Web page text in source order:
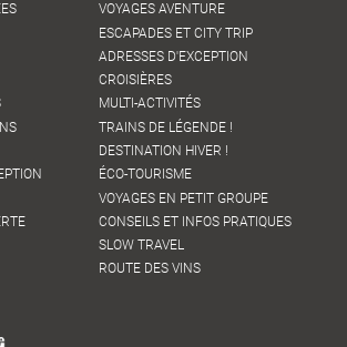
partout dans l'île et bulletin météo marine
VOYAGES AVENTURE
ESCAPADES ET CITY TRIP
ADRESSES D'EXCEPTION
CROISIÈRES
MULTI-ACTIVITÉS
TRAINS DE LÉGENDE !
DESTINATION HIVER !
ÉCO-TOURISME
VOYAGES EN PETIT GROUPE
CONSEILS ET INFOS PRATIQUES
SLOW TRAVEL
ROUTE DES VINS